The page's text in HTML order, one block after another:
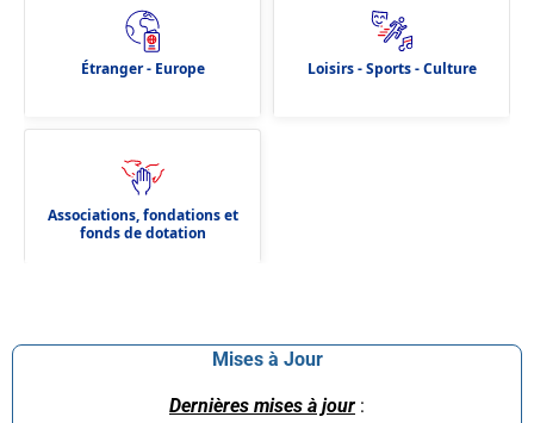
Mises à Jour
Dernières mises à jour :
Étranger - Europe Loisirs - Sports - Culture
Associations, fondations et
fonds de dotation